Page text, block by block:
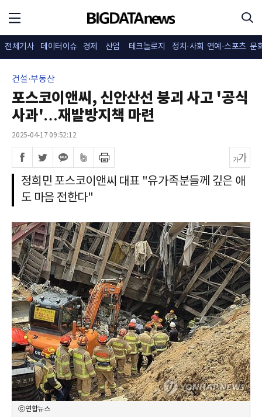
전체기사 데이터이슈 경제 산업 테크놀로지 정치·사회 연예·스포츠 문
건설·부동산
포스코이앤씨, 신안산선 붕괴 사고 '공식
사과'…재발방지책 마련
2025-04-17 09:52:12
정희민 포스코이앤씨 대표 "유가족분들께 깊은 애
도 마음 전한다"
ⓒ연합뉴스